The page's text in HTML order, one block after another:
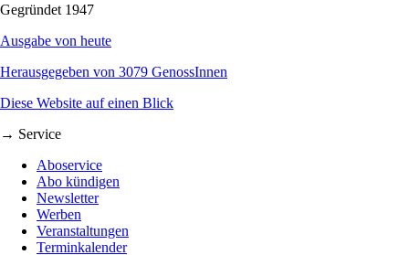
Gegründet 1947
Ausgabe von heute
Herausgegeben von 3079 GenossInnen
Diese Website auf einen Blick
→ Service
Aboservice
Abo kündigen
Newsletter
Werben
Veranstaltungen
Terminkalender